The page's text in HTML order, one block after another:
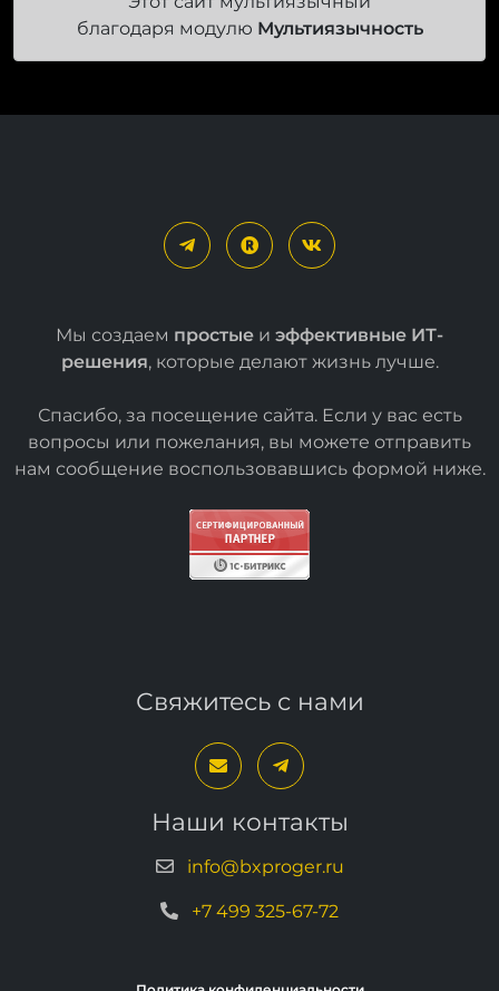
благодаря модулю Мультиязычность
Мы создаем простые и эффективные ИТ-
решения, которые делают жизнь лучше.
Спасибо, за посещение сайта. Если у вас есть
вопросы или пожелания, вы можете отправить
нам сообщение воспользовавшись формой ниже.
Свяжитесь с нами
Наши контакты
info@bxproger.ru
+7 499 325-67-72